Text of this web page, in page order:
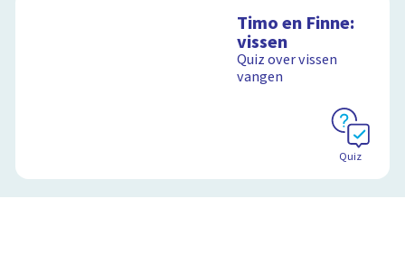
Timo en Finne:
vissen
Quiz over vissen
vangen
Quiz